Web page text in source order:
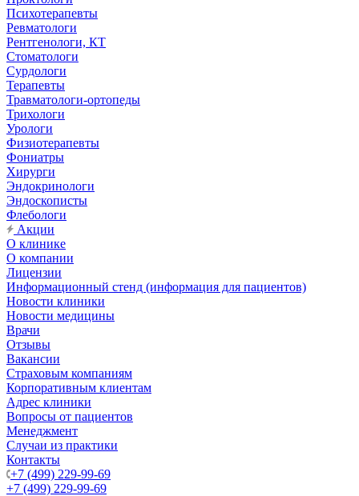
Психотерапевты
Ревматологи
Рентгенологи, КТ
Стоматологи
Сурдологи
Терапевты
Травматологи-ортопеды
Трихологи
Урологи
Физиотерапевты
Фониатры
Хирурги
Эндокринологи
Эндоскописты
Флебологи
Акции
О клинике
О компании
Лицензии
Информационный стенд (информация для пациентов)
Новости клиники
Новости медицины
Врачи
Отзывы
Вакансии
Страховым компаниям
Корпоративным клиентам
Адрес клиники
Вопросы от пациентов
Менеджмент
Случаи из практики
Контакты
+7 (499) 229-99-69
+7 (499) 229-99-69